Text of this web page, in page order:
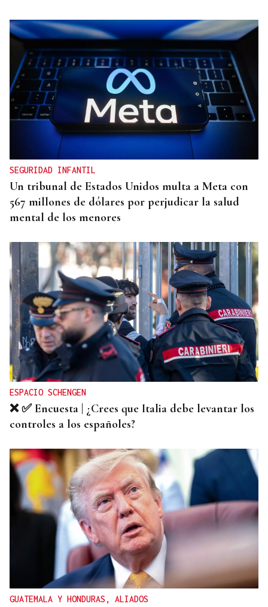
TERCERA FEDERACIÓN
El Arenteiro salda la deuda con los jugadores un
día antes del final del plazo
SEGURIDAD INFANTIL
Un tribunal de Estados Unidos multa a Meta con
567 millones de dólares por perjudicar la salud
mental de los menores
ESPACIO SCHENGEN
❌ ✅ Encuesta | ¿Crees que Italia debe levantar los
controles a los españoles?
GUATEMALA Y HONDURAS, ALIADOS